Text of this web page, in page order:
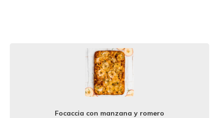
Focaccia con manzana y romero